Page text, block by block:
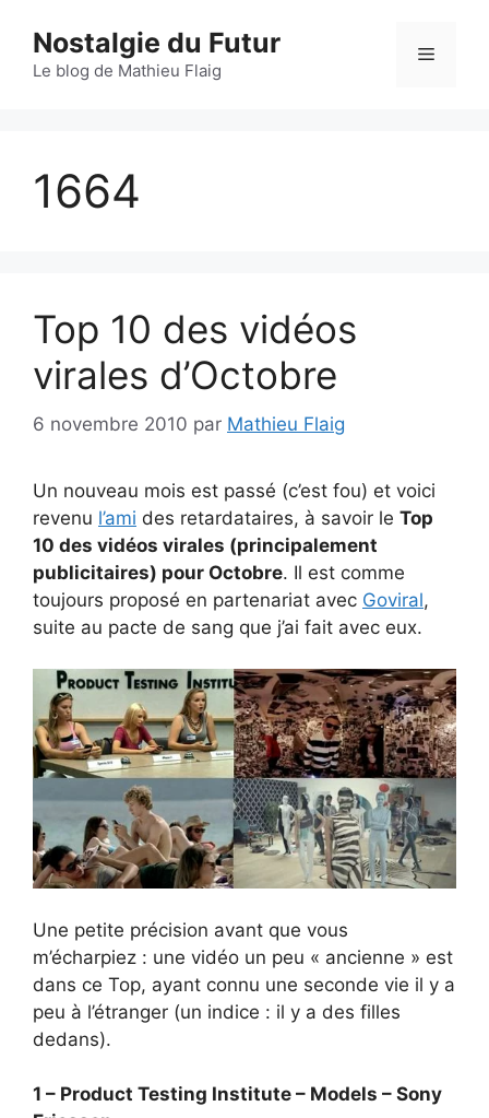
contenu
Nostalgie du Futur
Le blog de Mathieu Flaig
Menu
1664
Top 10 des vidéos
virales d’Octobre
6 novembre 2010 par Mathieu Flaig
Un nouveau mois est passé (c’est fou) et voici
revenu l’ami des retardataires, à savoir le Top
10 des vidéos virales (principalement
publicitaires) pour Octobre. Il est comme
toujours proposé en partenariat avec Goviral,
suite au pacte de sang que j’ai fait avec eux.
Une petite précision avant que vous
m’écharpiez : une vidéo un peu « ancienne » est
dans ce Top, ayant connu une seconde vie il y a
peu à l’étranger (un indice : il y a des filles
dedans).
1 – Product Testing Institute – Models – Sony